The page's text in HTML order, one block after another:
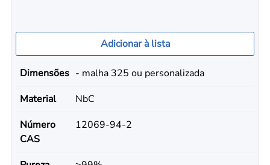
Adicionar à lista
Dimensões - malha 325 ou personalizada
Material
NbC
Número
CAS
12069-94-2